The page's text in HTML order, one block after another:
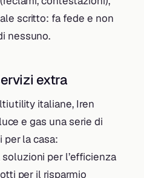
scritto: fa fede e non
nessuno.
extra
italiane, Iren
e gas una serie di
per la casa:
soluzioni per l’efficienza
per il risparmio